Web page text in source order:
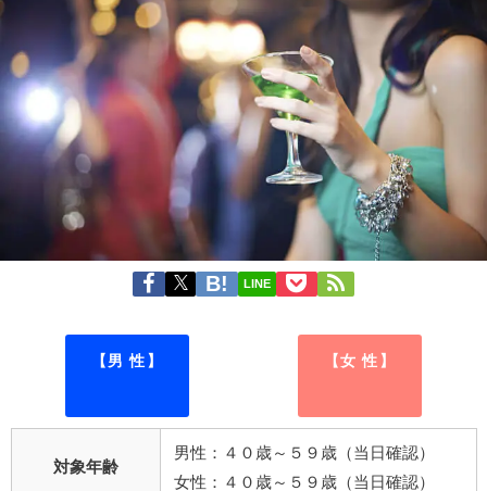
LINE
【男 性】 【女 性】
対象年齢
男性：４０歳～５９歳（当日確認）
女性：４０歳～５９歳（当日確認）